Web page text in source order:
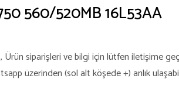
560/520MB 16L53AA
siparişleri ve bilgi için lütfen iletişime
üzerinden (sol alt köşede +) anlık